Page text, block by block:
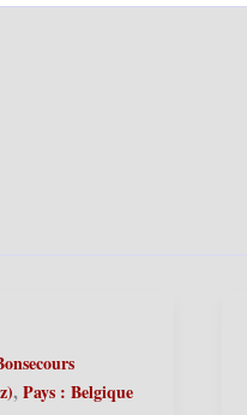
,Pays : Belgique